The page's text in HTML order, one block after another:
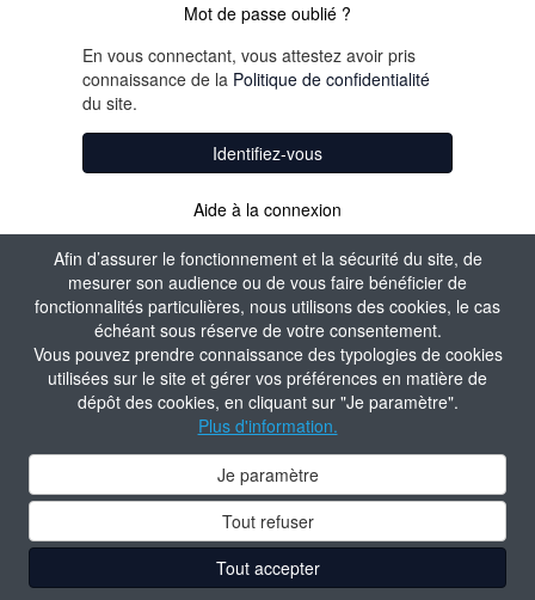
Afin d’assurer le fonctionnement et la sécurité du site, de
mesurer son audience ou de vous faire bénéficier de
fonctionnalités particulières, nous utilisons des cookies, le cas
échéant sous réserve de votre consentement.
Vous pouvez prendre connaissance des typologies de cookies
utilisées sur le site et gérer vos préférences en matière de
dépôt des cookies, en cliquant sur "Je paramètre".
Plus d'information.
Je paramètre
Tout refuser
Tout accepter
Mot de passe oublié ?
En vous connectant, vous attestez avoir pris
connaissance de la Politique de confidentialité
du site.
Identifiez-vous
Aide à la connexion